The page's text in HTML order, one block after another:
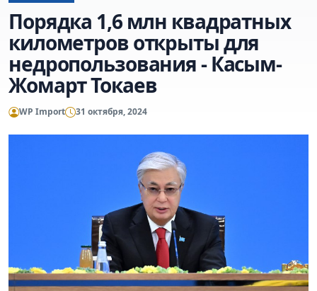
Порядка 1,6 млн квадратных
километров открыты для
недропользования - Касым-
Жомарт Токаев
WP Import 31 октября, 2024